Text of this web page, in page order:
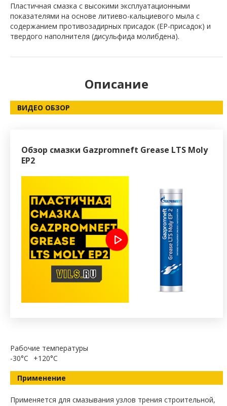
Пластичная смазка с высокими эксплуатационными
показателями на основе литиево-кальциевого мыла с
содержанием противозадирных присадок (EP-присадок) и
твердого наполнителя (дисульфида молибдена).
Описание
ВИДЕО ОБЗОР
Обзор смазки Gazpromneft Grease LTS Moly
EP2
Рабочие температуры
-30°C
+120°C
Применение
Применяется для смазывания узлов трения строительной,